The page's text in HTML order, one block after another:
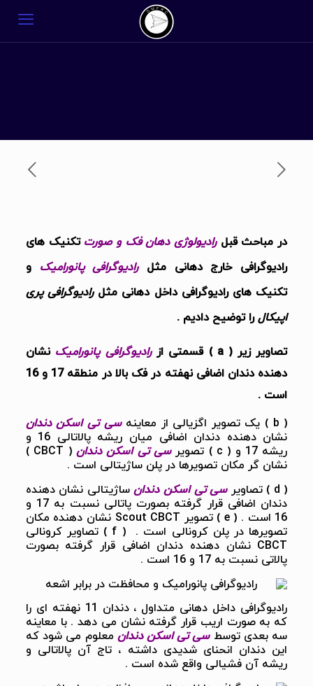
در مباحث قبلرادیولوژی دهان فک و صورت تکنیک های
رادیوگرافی خارج دهانی مثلرادیوگرافی پانورامیک و
تکنیک های رادیوگرافی داخل دهانی مثلرادیوگرافی پری
اپیکالرا توضیح دادیم .
تصاویر زیر ( a ) قسمتی از رادیوگرافی پانورامیک نشان
دهنده دندان اضافی نهفته در فک بالا در منطقه 17 و 16
است .
( b ) یک تصویر اگزیالی از معاینه
سی تی اسکن دندان
نشان دهنده دندان اضافی میان ریشه پالاتالی 16 و
ریشه 17 و ( c ) تصویر
سی تی اسکن دندان
( CBCT )
نشان گر مکان تصویرها در پلن ساژیتالی است .
( d ) تصاویر
سی تی اسکن دندان ساژیتالی نشان دهنده
دندان اضافی قرار گرفته بصورت پاتالی نسبت به 17 و
16 است . ( e ) تصویر Scout CBCT نشان دهنده مکان
تصویرها در پلن کرونالی است . ( f ) تصاویر کرونالی
CBCT نشان دهنده دندان اضافی قرار گرفته بصورت
پالاتی نسبت به 17 و 16 است .
رادیوگرافی داخل دهانی متداول ، دندان 11 نهفته ای را
که به صورت اریب قرار گرفته نشان می دهد . با معاینه
سه بعدی توسطسی تی اسکن دندان معلوم می شود که
این دندان انحنای شدیدی داشته ، تاج آن پالاتالی و
ریشه آن فشیالی واقع شده است .